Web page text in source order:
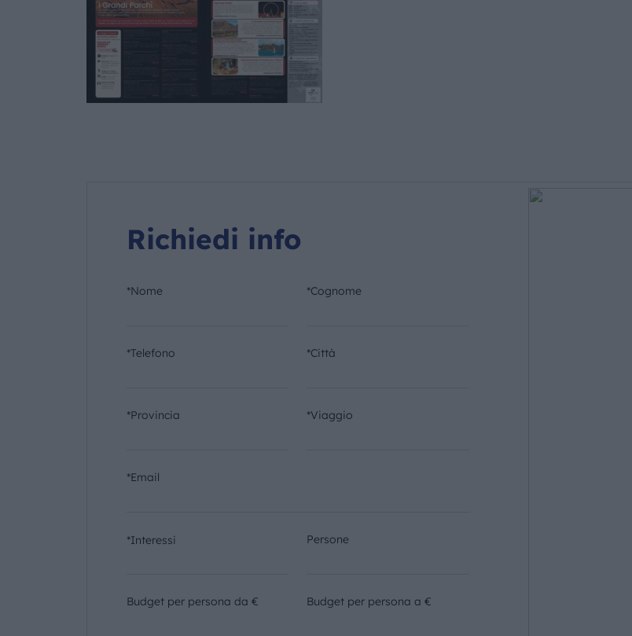
Richiedi info
*Nome *Cognome
*Telefono *Città
*Provincia *Viaggio
*Email
*Interessi Persone
Budget per persona da € Budget per persona a €